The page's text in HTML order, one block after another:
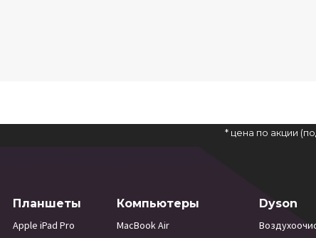
* цена по акции
Планшеты
Apple iPad Pro
Компьютеры
MacBook Air
Dyson